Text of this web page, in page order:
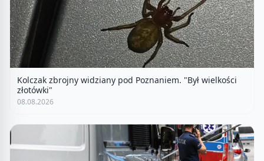
Kolczak zbrojny widziany pod Poznaniem. "Był wielkości
złotówki"
08.08.2026